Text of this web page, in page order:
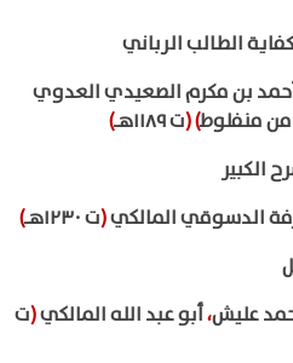
الطالب الرباني
بن مكرم الصعيدي العدوي
من منفلوط)
(ت ١١٨٩هـ
)
الكبير
الدسوقي المالكي(ت ١٢٣٠هـ
)
عليش،أبو عبد الله المالكي(ت